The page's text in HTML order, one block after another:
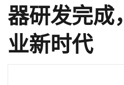
器研发完成
业新时代